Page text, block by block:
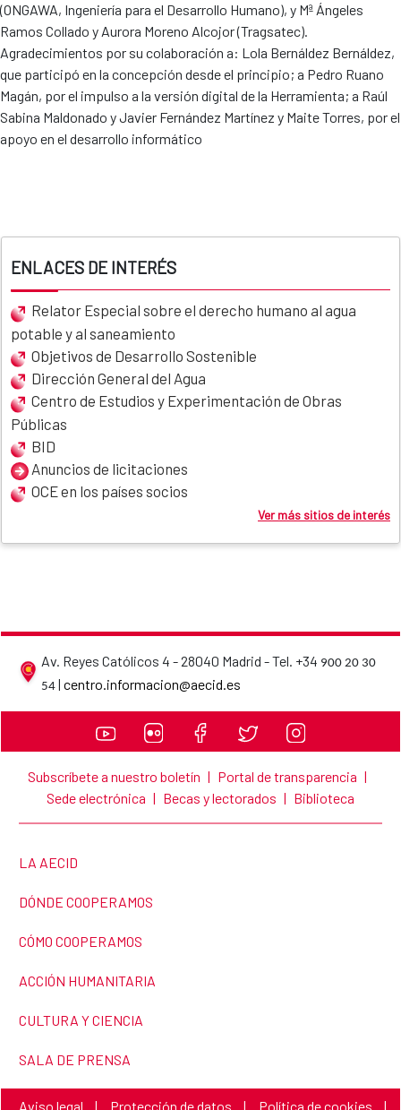
(ONGAWA, Ingeniería para el Desarrollo Humano), y Mª Ángeles
Ramos Collado y Aurora Moreno Alcojor (Tragsatec).
Agradecimientos por su colaboración a: Lola Bernáldez Bernáldez,
que participó en la concepción desde el principio; a Pedro Ruano
Magán, por el impulso a la versión digital de la Herramienta; a Raúl
Sabina Maldonado y Javier Fernández Martínez y Maite Torres, por el
apoyo en el desarrollo informático
ENLACES DE INTERÉS
Relator Especial sobre el derecho humano al agua
potable y al saneamiento
Objetivos de Desarrollo Sostenible
Dirección General del Agua
Centro de Estudios y Experimentación de Obras
Públicas
BID
Anuncios de licitaciones
OCE en los países socios
Ver más sitios de interés
Av. Reyes Católicos 4 - 28040 Madrid - Tel. +34 900 20 30
54 | centro.informacion@aecid.esAECID contact details
Subscríbete a nuestro boletín | Portal de transparencia |
Sede electrónica | Becas y lectorados | Biblioteca
LINK TO THE WEBSITE:
LA AECID
LINK TO THE WEBSITE:
DÓNDE COOPERAMOS
LINK TO THE WEBSITE:
CÓMO COOPERAMOS
LINK TO THE WEBSITE:
ACCIÓN HUMANITARIA
LINK TO THE WEBSITE:
CULTURA Y CIENCIA
LINK TO THE WEBSITE:
SALA DE PRENSA
Link to the website:
Aviso legal | Link to the website:
Protección de datos | Link to the website:
Política de cookies |